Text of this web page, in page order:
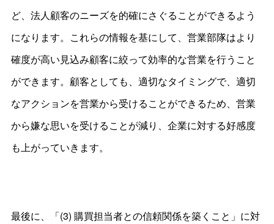
ど、法人顧客のニーズを的確にさぐることができるよう
になります。これらの情報を基にして、営業部隊はより
確度が高い見込み顧客に絞って効率的な営業を行うこと
ができます。顧客としても、適切なタイミングで、適切
なアクションを営業から受けることができるため、営業
から嫌な思いを受けることが減り、企業に対する好感度
も上がっていきます。
最後に、「(3) 購買担当者との信頼関係を築くこと」に対